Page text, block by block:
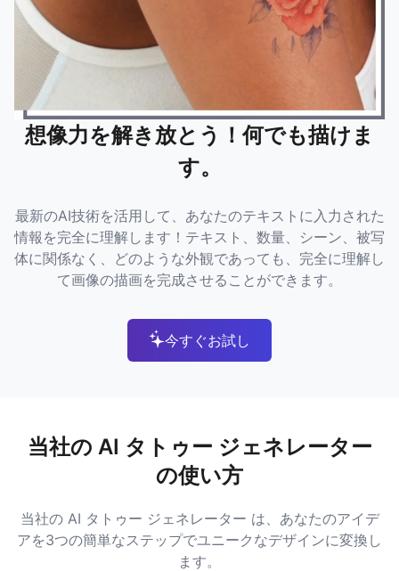
想像力を解き放とう！何でも描けま
す。
最新のAI技術を活用して、あなたのテキストに入力された
情報を完全に理解します！テキスト、数量、シーン、被写
体に関係なく、どのような外観であっても、完全に理解し
て画像の描画を完成させることができます。
今すぐお試し
当社の AI タトゥー ジェネレーター
の使い方
当社の AI タトゥー ジェネレーター は、あなたのアイデ
アを3つの簡単なステップでユニークなデザインに変換し
ます。